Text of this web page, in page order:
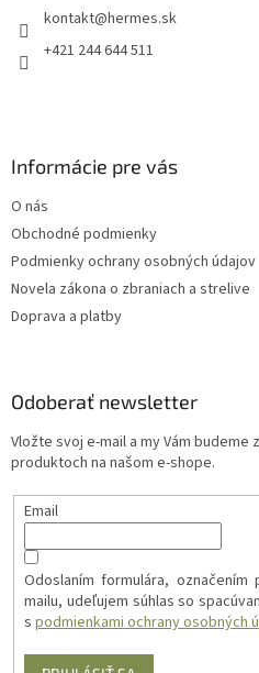
kontakt@hermes.sk
+421 244 644 511
Informácie pre vás
O nás
Obchodné podmienky
Podmienky ochrany osobných údajov
Novela zákona o zbraniach a strelive
Doprava a platby
Odoberať newsletter
Vložte svoj e-mail a my Vám
produktoch na našom e-shope.
Email
Odoslaním formulára,
mailu, udeľujem súhlas so
s podmienkami ochrany osobných